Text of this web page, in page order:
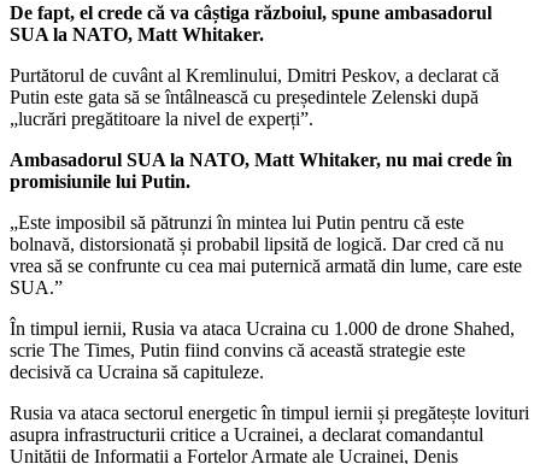
De fapt, el crede că va câștiga războiul, spune ambasadorul
SUA la NATO, Matt Whitaker.
Purtătorul de cuvânt al Kremlinului, Dmitri Peskov, a declarat că
Putin este gata să se întâlnească cu președintele Zelenski după
„lucrări pregătitoare la nivel de experți”.
Ambasadorul SUA la NATO, Matt Whitaker, nu mai crede în
promisiunile lui Putin.
„Este imposibil să pătrunzi în mintea lui Putin pentru că este
bolnavă, distorsionată și probabil lipsită de logică. Dar cred că nu
vrea să se confrunte cu cea mai puternică armată din lume, care este
SUA.”
În timpul iernii, Rusia va ataca Ucraina cu 1.000 de drone Shahed,
scrie The Times, Putin fiind convins că această strategie este
decisivă ca Ucraina să capituleze.
Rusia va ataca sectorul energetic în timpul iernii și pregătește lovituri
asupra infrastructurii critice a Ucrainei, a declarat comandantul
Unității de Informații a Forțelor Armate ale Ucrainei, Denis